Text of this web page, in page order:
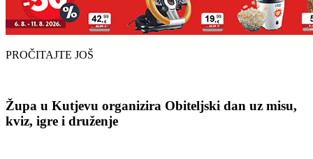
PROČITAJTE JOŠ
Župa u Kutjevu organizira Obiteljski dan uz misu,
kviz, igre i druženje